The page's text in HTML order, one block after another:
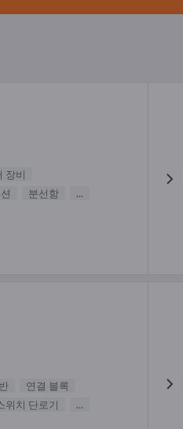
장비
분선함 ...
연결 블록
위치 단로기 ...